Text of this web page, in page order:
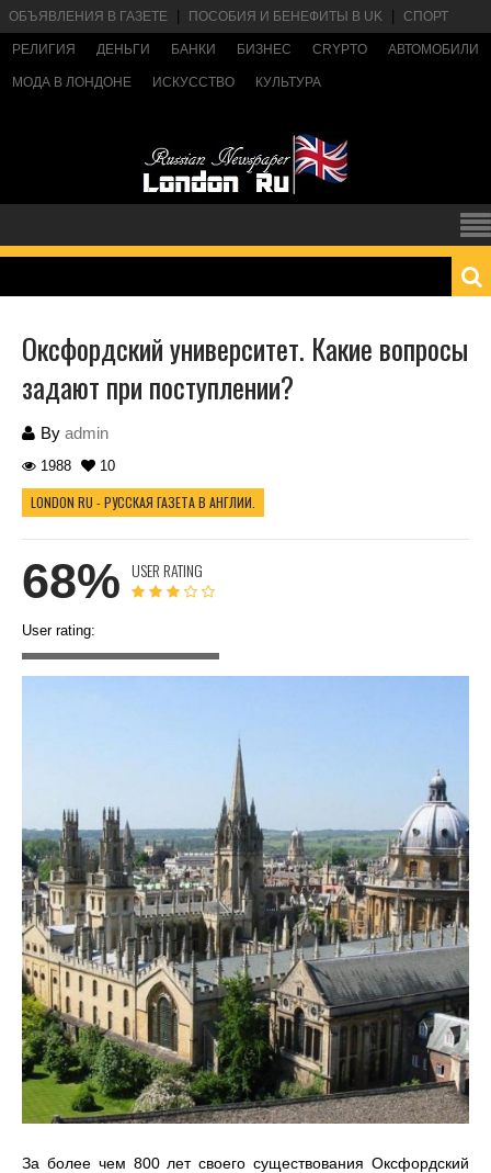
ОБЪЯВЛЕНИЯ В ГАЗЕТЕ ПОСОБИЯ И БЕНЕФИТЫ В UK СПОРТ
РЕЛИГИЯ ДЕНЬГИ БАНКИ БИЗНЕС CRYPTO АВТОМОБИЛИ
МОДА В ЛОНДОНЕ ИСКУССТВО КУЛЬТУРА
Оксфордский университет. Какие вопросы
задают при поступлении?
By admin
1988 10
LONDON RU - РУССКАЯ ГАЗЕТА В АНГЛИИ.
68% USER RATING
User rating:
За более чем 800 лет своего существования Оксфордский